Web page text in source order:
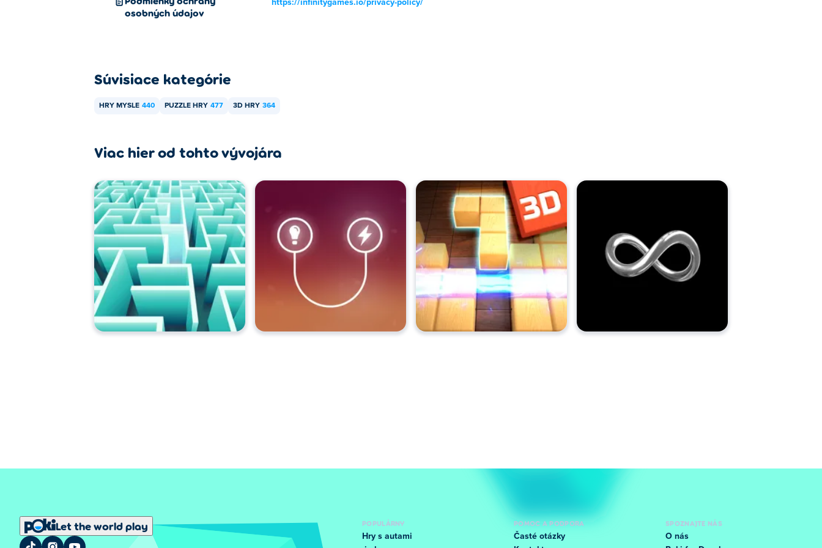
osobných údajov
https://infinitygames.io/privacy-policy/
Súvisiace kategórie
HRY MYSLE 440 PUZZLE HRY 477 3D HRY 364
Viac hier od tohto vývojára
Let the world play
POPULÁRNY
Hry s autami
POMOC A PODPORA
Časté otázky
SPOZNAJTE NÁS
O nás